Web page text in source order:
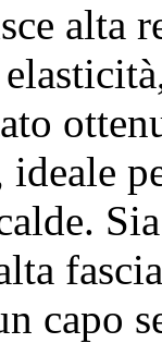
alta
ideale
capo